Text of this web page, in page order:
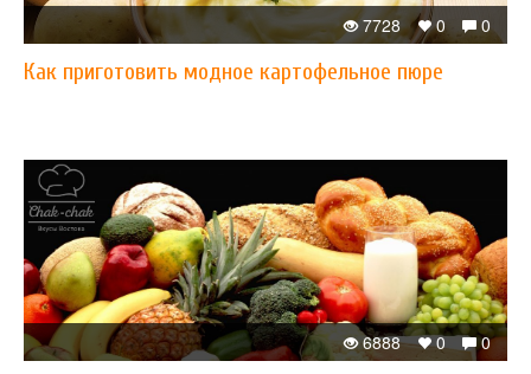
0
0
7728
Как приготовить модное картофельное пюре
0
0
6888